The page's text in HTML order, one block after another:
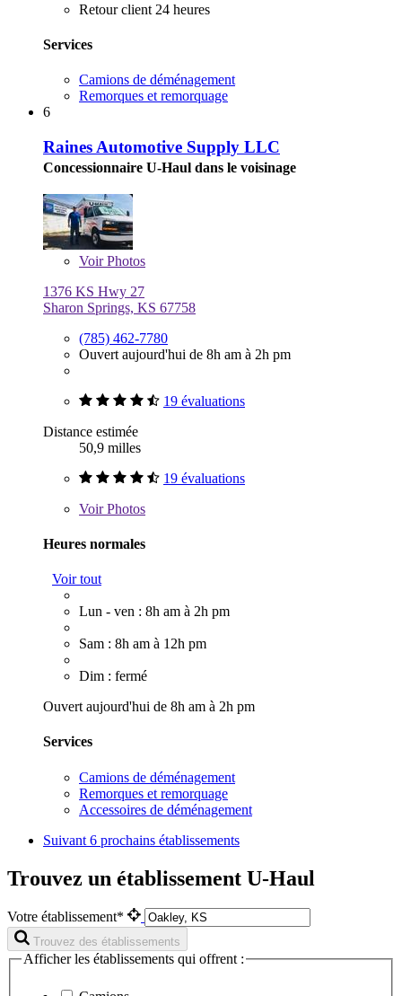
Retour client 24 heures
Services
Camions de déménagement
Remorques et remorquage
6
Raines Automotive Supply LLC
Concessionnaire U-Haul dans le voisinage
VoirPhotos
1376 KS Hwy 27
Sharon Springs, KS 67758
(785) 462-7780
Ouvert aujourd'hui de 8h am à 2h pm
19 évaluations
Distance estimée
50,9 milles
19 évaluations
VoirPhotos
Heures normales
Voir tout
Lun - ven : 8h am à 2h pm
Sam : 8h am à 12h pm
Dim : fermé
Ouvert aujourd'hui de 8h am à 2h pm
Services
Camions de déménagement
Remorques et remorquage
Accessoires de déménagement
Suivant 6 prochains établissements
Trouvez un établissement U-Haul
Votre établissement*
Trouvez des établissements
Afficher les établissements qui offrent :